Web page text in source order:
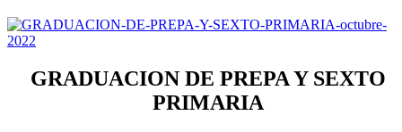
GRADUACION DE PREPA Y SEXTO
PRIMARIA